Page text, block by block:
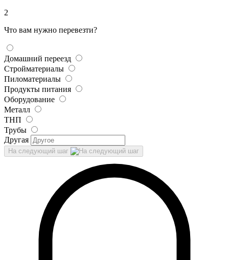
2
Что вам нужно перевезти?
Домашний переезд
Стройматериалы
Пиломатериалы
Продукты питания
Оборудование
Металл
ТНП
Трубы
Другая
На следующий шаг